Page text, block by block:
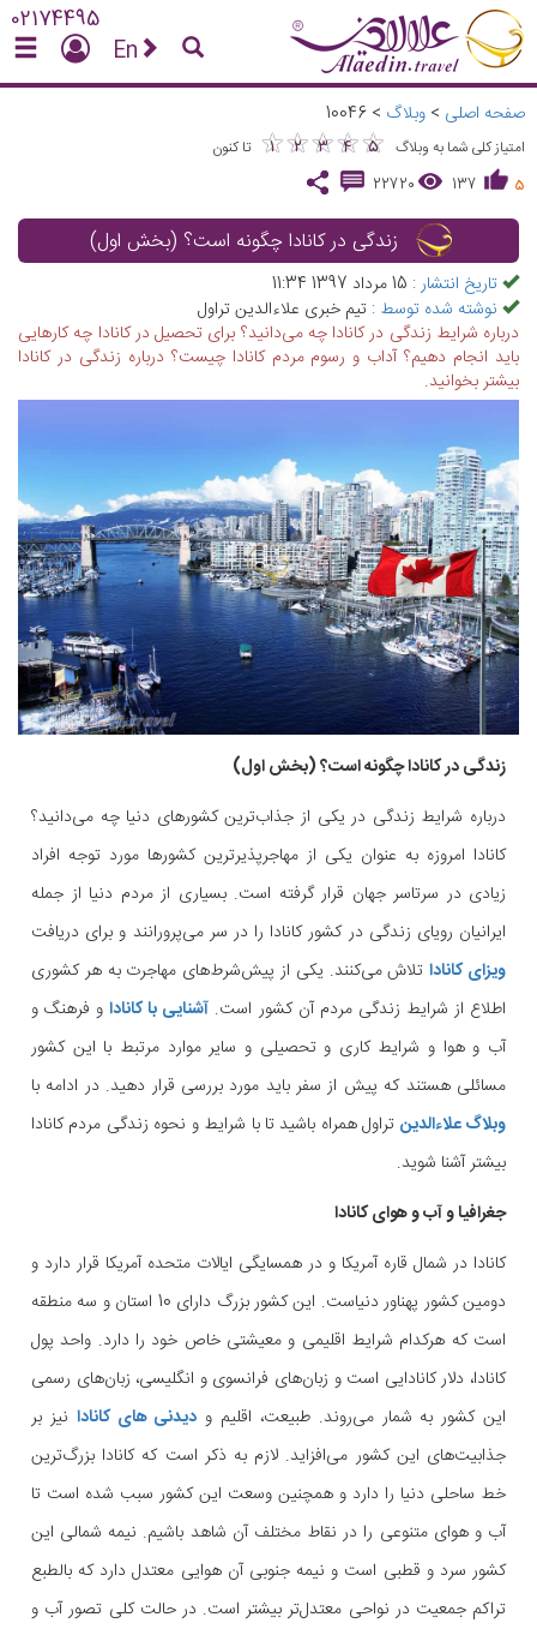
02174495
En
صفحه اصلی > وبلاگ >
10046
امتیاز کلی شما به وبلاگ ★
1 ★
2 ★
3 ★
4 ★
5
★★★★★
تا کنون
5
137
22720
زندگی در کانادا چگونه است؟ (بخش اول)
تاریخ انتشار : 15 مرداد 1397 11:34
نوشته شده توسط : تیم خبری علاءالدین تراول
درباره شرایط زندگی در کانادا چه می‌دانید؟ برای تحصیل در کانادا چه کارهایی
باید انجام دهیم؟ آداب و رسوم مردم کانادا چیست؟ درباره زندگی در کانادا
بیشتر بخوانید.
زندگی در کانادا چگونه است؟ (بخش اول)
درباره شرایط زندگی در یکی از جذاب‌ترین کشورهای دنیا چه می‌دانید؟
کانادا امروزه به عنوان یکی از مهاجرپذیرترین کشورها مورد توجه افراد
زیادی در سرتاسر جهان قرار گرفته است. بسیاری از مردم دنیا از جمله
ایرانیان رویای زندگی در کشور کانادا را در سر می‌پرورانند و برای دریافت
ویزای کاناداتلاش می‌کنند. یکی از پیش‌شرط‌های مهاجرت به هر کشوری
اطلاع از شرایط زندگی مردم آن کشور است. آشنایی با کاناداو فرهنگ و
آب و هوا و شرایط کاری و تحصیلی و سایر موارد مرتبط با این کشور
مسائلی هستند که پیش از سفر باید مورد بررسی قرار دهید. در ادامه با
وبلاگ علاءالدین تراول همراه باشید تا با شرایط و نحوه زندگی مردم کانادا
بیشتر آشنا شوید.
جغرافیا و آب و هوای کانادا
کانادا در شمال قاره آمریکا و در همسایگی ایالات متحده آمریکا قرار دارد و
دومین کشور پهناور دنیاست. این کشور بزرگ دارای 10 استان و سه منطقه
است که هرکدام شرایط اقلیمی و معیشتی خاص خود را دارد. واحد پول
کانادا، دلار کانادایی است و زبان‌های فرانسوی و انگلیسی، زبان‌های رسمی
این کشور به شمار می‌روند. طبیعت، اقلیم و دیدنی های کانادا نیز بر
جذابیت‌های این کشور می‌افزاید. لازم به ذکر است که کانادا بزرگ‌ترین
خط ساحلی دنیا را دارد و همچنین وسعت این کشور سبب شده است تا
آب و هوای متنوعی را در نقاط مختلف آن شاهد باشیم. نیمه شمالی این
کشور سرد و قطبی است و نیمه جنوبی آن هوایی معتدل دارد که بالطبع
تراکم جمعیت در نواحی معتدل‌تر بیشتر است. در حالت کلی تصور آب و